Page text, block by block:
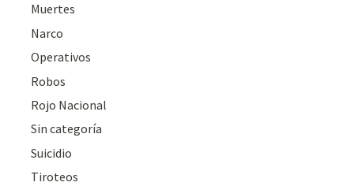
Muertes
Narco
Operativos
Robos
Rojo Nacional
Sin categoría
Suicidio
Tiroteos